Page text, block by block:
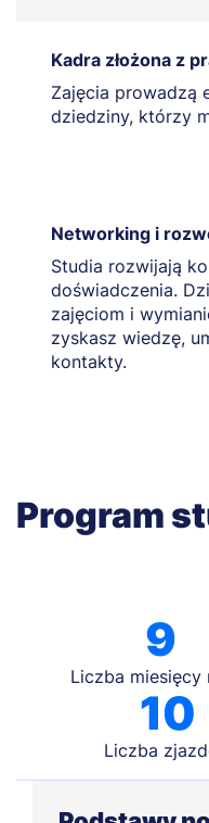
Kadra złożona z
Zajęcia prowadzą
dziedziny, którzy
Networking i
Studia rozwijają
doświadczenia.
zajęciom i
zyskasz wiedzę,
kontakty.
Program
9
Liczba miesięcy
10
Liczba